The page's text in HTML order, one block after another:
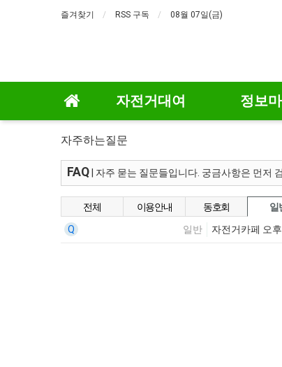
즐겨찾기 RSS 구독 08월 07일(금)
자전거대여 정보
자주하는질문
FAQ| 자주 묻는 질문들입니다. 궁금사항은 먼저
전체 이용안내 동호회
일
Q
일반 자전거카페 오